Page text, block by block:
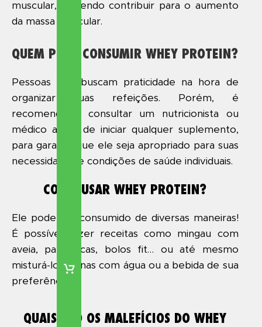
muscular, podendo contribuir para o aumento
da massa muscular.
QUEM PODE CONSUMIR WHEY PROTEIN?
Pessoas que buscam praticidade na hora de
organizar suas refeições. Porém, é
recomendável consultar um nutricionista ou
médico antes de iniciar qualquer suplemento,
para garantir que ele seja apropriado para suas
necessidades e condições de saúde individuais.
COMO USAR WHEY PROTEIN?
Ele pode ser consumido de diversas maneiras!
É possível fazer receitas como mingau com
aveia, panquecas, bolos fit… ou até mesmo
misturá-lo apenas com água ou a bebida de sua
preferência.
QUAIS SÃO OS MALEFÍCIOS DO WHEY